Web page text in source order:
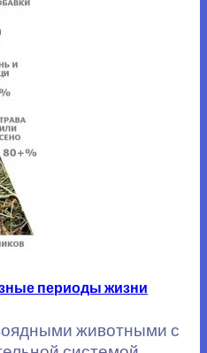
периоды жизни
животными с